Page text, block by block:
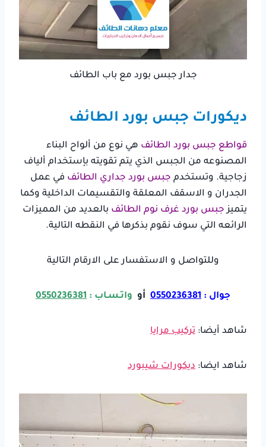
جدار جبس بورد مع باب الطائف
ديكورات جبس بورد الطائف
قواطع جبس بورد الطائف هي نوع من ألواح البناء
المصنوعه من الجبس الذي يتم تقويته بإستخدام ألياف
زجاجية. وتستخدم جبس بورد جداري الطائف في عمل
الجدران و الاسقف المعلقة والتقسيمات الداخلية وكما
يتميزجبس بورد غرف نوم الطائف بالعديد من المميزات
الرائعه التي سوف نقوم بذكرها في النقطه التالية.
وللتواصل و الاستفسار على الارقام التالية
جوال : 0550236381 أو واتـسـاب : 0550236381
شاهد أيضا: تركيب مرايا
شاهد ايضا: ديكورات شيبورد